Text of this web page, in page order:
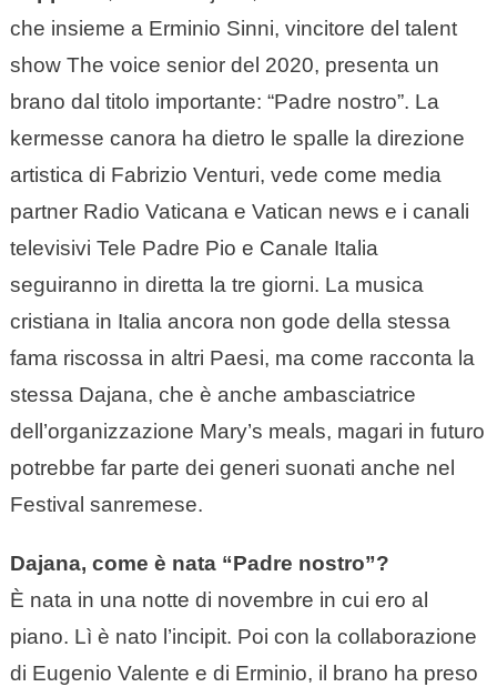
che insieme a Erminio Sinni, vincitore del talent
show The voice senior del 2020, presenta un
brano dal titolo importante: “Padre nostro”. La
kermesse canora ha dietro le spalle la direzione
artistica di Fabrizio Venturi, vede come media
partner Radio Vaticana e Vatican news e i canali
televisivi Tele Padre Pio e Canale Italia
seguiranno in diretta la tre giorni. La musica
cristiana in Italia ancora non gode della stessa
fama riscossa in altri Paesi, ma come racconta la
stessa Dajana, che è anche ambasciatrice
dell’organizzazione Mary’s meals, magari in futuro
potrebbe far parte dei generi suonati anche nel
Festival sanremese.
Dajana, come è nata “Padre nostro”?
È nata in una notte di novembre in cui ero al
piano. Lì è nato l’incipit. Poi con la collaborazione
di Eugenio Valente e di Erminio, il brano ha preso